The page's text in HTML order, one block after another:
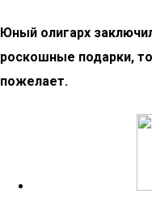
Юный олигарх
роскошные подарки,
пожелает.